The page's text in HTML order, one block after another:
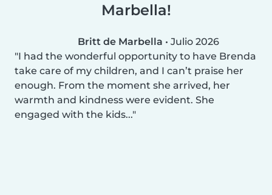
Marbella!
Britt de Marbella • Julio 2026
I had the wonderful opportunity to have Brenda
take care of my children, and I can’t praise her
enough. From the moment she arrived, her
warmth and kindness were evident. She
engaged with the kids...